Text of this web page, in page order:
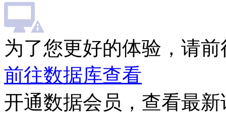
为了您更好的体验，请
前往数据库查看
开通数据会员，查看最